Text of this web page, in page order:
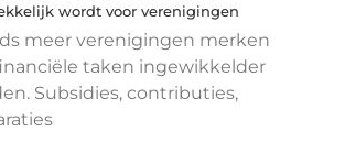
wordt voor verenigingen
meer verenigingen merken
taken ingewikkelder
Subsidies, contributies,